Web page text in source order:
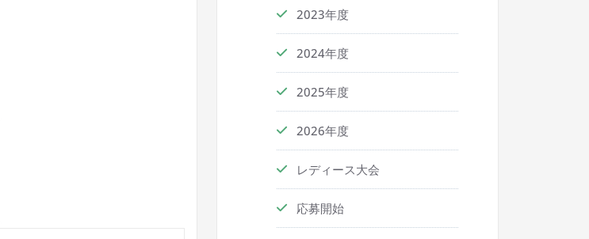
2023年度
2024年度
2025年度
2026年度
レディース大会
応募開始